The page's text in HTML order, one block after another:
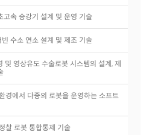
고속 승강기 설계 및 운영 기술
수소 연소 설계 및 제조 기술
및 영상유도 수술로봇 시스템의 설계, 제
경에서 다중의 로봇을 운영하는 소프트
찰 로봇 통합통제 기술